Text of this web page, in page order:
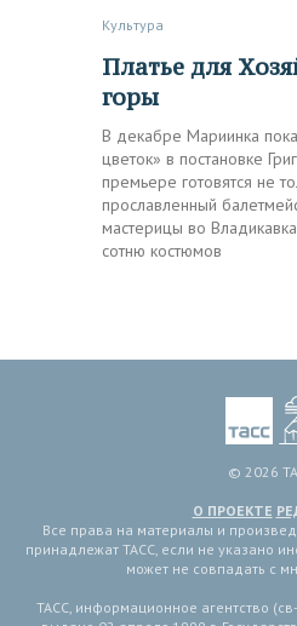
Культура
Платье для Хозяйки Медной
горы
В декабре Мариинка
цветок» в постановке
премьере готовятся не
прославленный
мастерицы во
сотню костюмов
© 2026
О ПРОЕКТЕ
Все права на материалы и
принадлежат ТАСС, если не указано
может не совпадать с
ТАСС, информационное агентство